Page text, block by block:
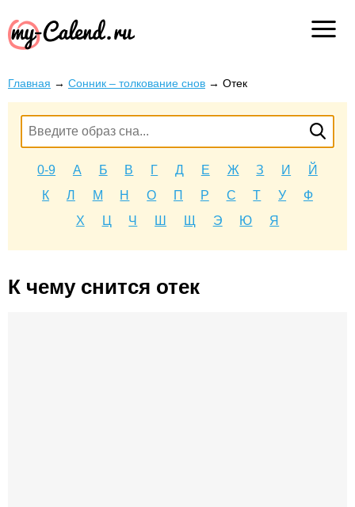
Главная → Сонник – толкование снов → Отек
0-9 А Б В Г Д Е Ж З И
Й
К
Л М Н О П Р С Т У
Ф
Х
Ц Ч Ш Щ Э Ю Я
К чему снится отек